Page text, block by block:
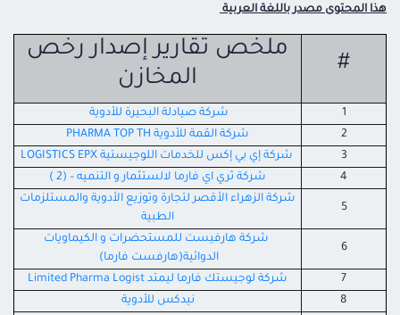
هذا المحتوى مصدر باللغة العربية
#
ملخص تقارير إصدار رخص
المخازن
1
شركة صيادلة البحيرة للأدوية
2
شركة القمة للأدوية PHARMA TOP TH
3
شركة إي بي إكس للخدمات اللوجيستية LOGISTICS EPX
4
شركة ثري اي فارما لالستثمار و التنميه – (2 )
5
شركة الزهراء الأقصر لتجارة وتوزيع الأدوية والمستلزمات
الطبية
6
شركة هارفيست للمستحضرات و الكيماويات
الدوائية(هارفست فارما)
7
شركة لوجيستك فارما ليمتد Limited Pharma Logist
8
نيدكس للأدوية